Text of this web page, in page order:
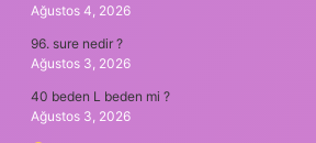
Ağustos 4, 2026
96. sure nedir ?
Ağustos 3, 2026
40 beden L beden mi ?
Ağustos 3, 2026